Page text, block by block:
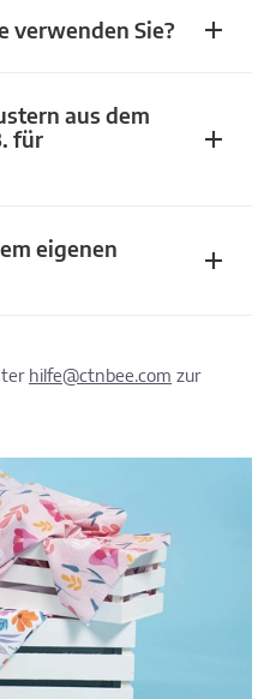
verwenden Sie?
aus dem
für
eigenen
hilfe@ctnbee.com zur